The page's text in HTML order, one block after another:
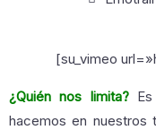
[su_vimeo
¿Quién nos limita?Es
hacemos en nuestros